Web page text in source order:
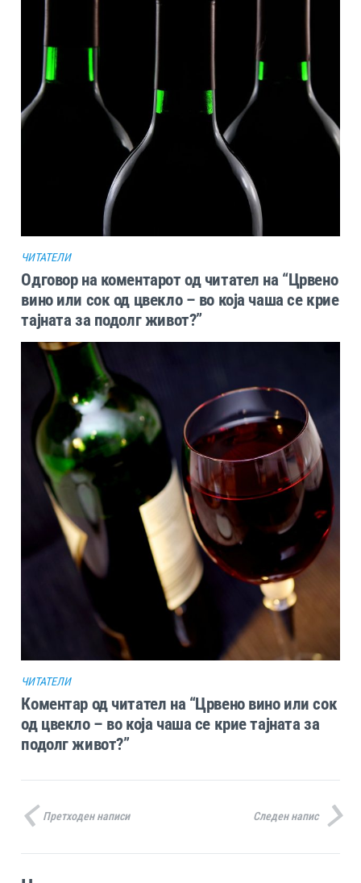
ЧИТАТЕЛИ
Одговор на коментарот од читател на “Црвено
вино или сок од цвекло – во која чаша се крие
тајната за подолг живот?”
ЧИТАТЕЛИ
Коментар од читател на “Црвено вино или сок
од цвекло – во која чаша се крие тајната за
подолг живот?”
Претходен написи Следен напис